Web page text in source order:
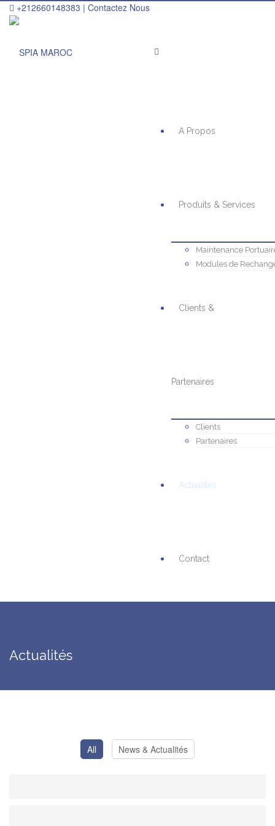
+212660148383 | Contactez Nous
A Propos
Produits & Services
Maintenance
Modules de
Clients &
Partenaires
Clients
Partenaires
Actualités
Contact
Actualités
All News & Actualités